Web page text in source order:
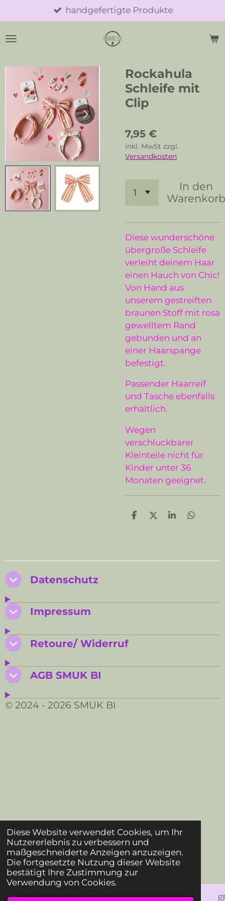
Diese Website verwendet Cookies, um Ihr
Nutzererlebnis zu verbessern und
maßgeschneiderte Anzeigen anzuzeigen.
Die fortgesetzte Nutzung dieser Website
bestätigt Ihre Zustimmung zur
Verwendung von Cookies.
Hauptinhalt
springen
handgefertigte Produkte
Rockahula
Schleife mit
Clip
7,95 €
inkl. MwSt zzgl.
Versandkosten
In den
Diese wunderschöne
übergroße Schleife
verleiht deinem Haar
einen Hauch von Chic!
Von Hand aus
unserem gestreiften
braunen Stoff mit rosa
gewelltem Rand
gebunden und an
einer Haarspange
befestigt.
Passender Haarreif
und Tasche ebenfalls
erhältlich.
Wegen
verschluckbarer
Kleinteile nicht für
Kinder unter 36
Monaten geeignet.
T
n
T
n
T
n
T
n
Datenschutz
Impressum
Retoure/ Widerruf
AGB SMUK BI
© 2024 - 2026 SMUK BI